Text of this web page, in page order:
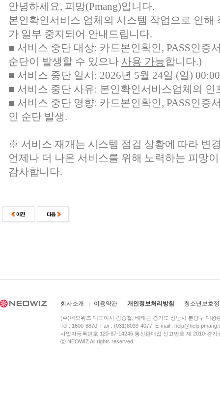
안녕하세요, 피망(Pmang)입니다.
본인확인서비스 업체의 시스템 작업으로 인해
가 일부 중지되어 안내드립니다.
■ 서비스 중단 대상: 카드본인확인, PASS인증
순단이 발생할 수 있으나 사용 가능합니다.)
■ 서비스 중단 일시: 2026년 5월 24일 (일)
■ 서비스 중단 사유: 본인확인서비스업체의 인
■ 서비스 중단 영향: 카드본인확인, PASS인증
인 순단 발생.
※ 서비스 재개는 시스템 점검 상황에 따라 변
언제나 더 나은 서비스를 위해 노력하는 피망
감사합니다.
회사소개 이용약관 개인정보처리방침 청소년보호
(주)네오위즈 대표이사 김승철, 배태근 경기도 성남시 분당구 대왕
Tel : 1600-8870 Fax : (031)8039-4077 E-mail :
사업자등록번호 120-87-14245 통신판매업 신고번호 제 2010-경
ⓒ NEOWIZ All rights reserved.